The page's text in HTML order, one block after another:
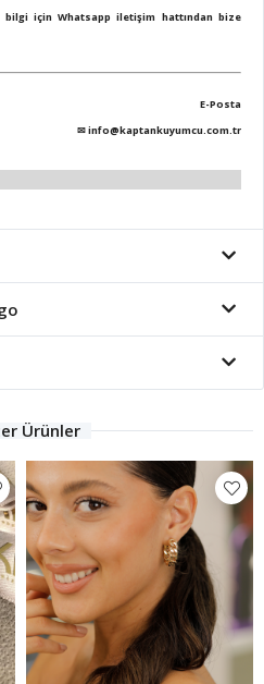
için Whatsapp iletişim hattından bize
E-Posta
✉info@kaptankuyumcu.com.tr
Ürünler